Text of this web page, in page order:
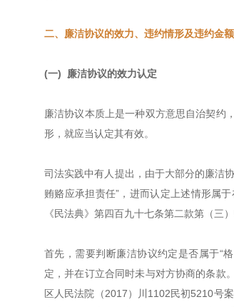
二、廉洁协议的效力、违约情形及违约金
(一) 廉洁协议的效力认定
廉洁协议本质上是一种双方意思自治契约
形，就应当认定其有效。
司法实践中有人提出，由于大部分的廉洁
贿赂应承担责任”，进而认定上述情形属
《民法典》第四百九十七条第二款第（三
首先，需要判断廉洁协议约定是否属于“
定，并在订立合同时未与对方协商的条款
区人民法院（2017）川1102民初5210号